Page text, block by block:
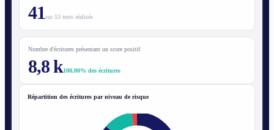
41sur 53 tests réalisés
Nombre d'écritures présentant un score positif
8,8 k100,00% des écritures
Répartition des écritures par niveau de risque